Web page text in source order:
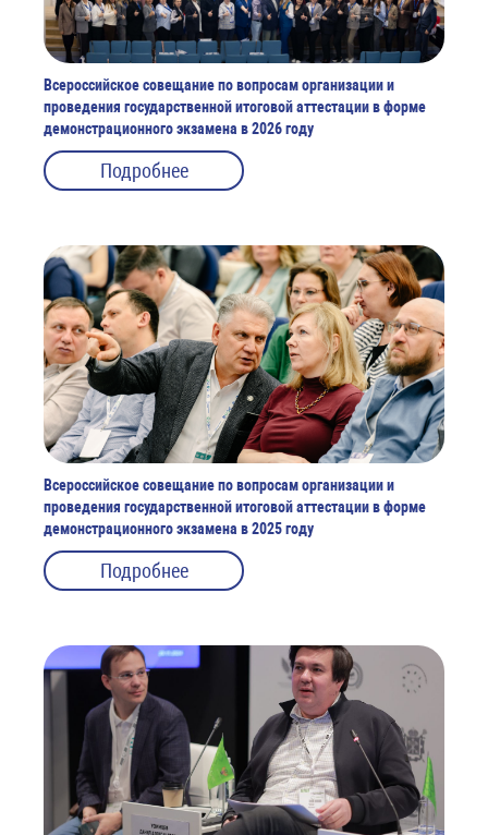
Всероссийское совещание по вопросам организации и
проведения государственной итоговой аттестации в форме
демонстрационного экзамена в 2026 году
Подробнее
Всероссийское совещание по вопросам организации и
проведения государственной итоговой аттестации в форме
демонстрационного экзамена в 2025 году
Подробнее